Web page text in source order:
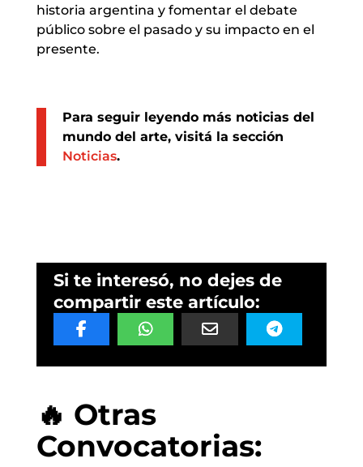
historia argentina y fomentar el debate
público sobre el pasado y su impacto en el
presente.
Para seguir leyendo más noticias del
mundo del arte, visitá la sección
Noticias.
Si te interesó, no dejes de
compartir este artículo:
🔥 Otras
Convocatorias: